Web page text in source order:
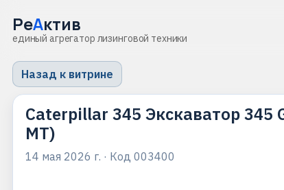
РеАктив
единый агрегатор лизинговой техники
Назад к витрине
Caterpillar 345 Экскаватор 345
МТ)
14 мая 2026 г. · Код 003400